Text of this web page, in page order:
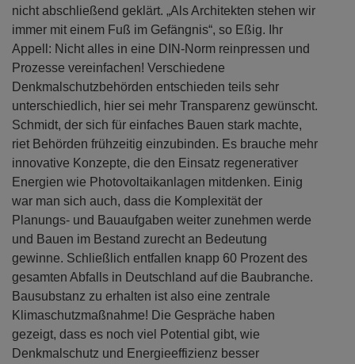
nicht abschließend geklärt. „Als Architekten stehen wir
immer mit einem Fuß im Gefängnis“, so Eßig. Ihr
Appell: Nicht alles in eine DIN-Norm reinpressen und
Prozesse vereinfachen! Verschiedene
Denkmalschutzbehörden entschieden teils sehr
unterschiedlich, hier sei mehr Transparenz gewünscht.
Schmidt, der sich für einfaches Bauen stark machte,
riet Behörden frühzeitig einzubinden. Es brauche mehr
innovative Konzepte, die den Einsatz regenerativer
Energien wie Photovoltaikanlagen mitdenken. Einig
war man sich auch, dass die Komplexität der
Planungs- und Bauaufgaben weiter zunehmen werde
und Bauen im Bestand zurecht an Bedeutung
gewinne. Schließlich entfallen knapp 60 Prozent des
gesamten Abfalls in Deutschland auf die Baubranche.
Bausubstanz zu erhalten ist also eine zentrale
Klimaschutzmaßnahme! Die Gespräche haben
gezeigt, dass es noch viel Potential gibt, wie
Denkmalschutz und Energieeffizienz besser